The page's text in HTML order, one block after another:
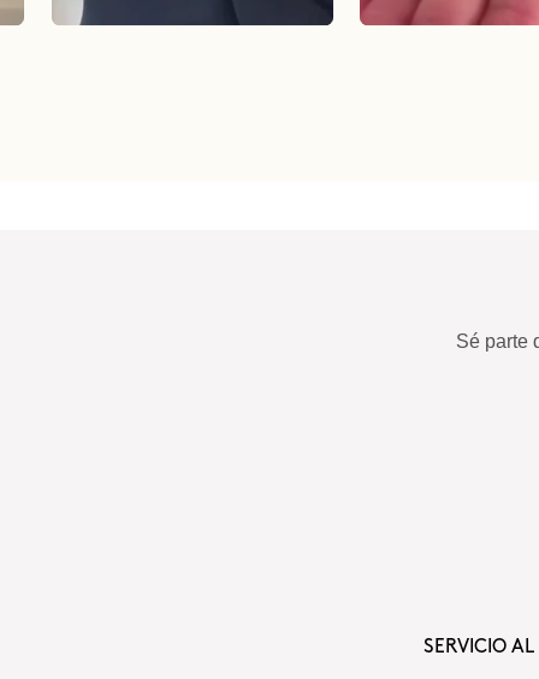
Sé parte
SERVICIO AL